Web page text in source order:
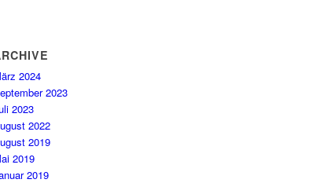
2024
2023
2023
2022
2019
2019
2019